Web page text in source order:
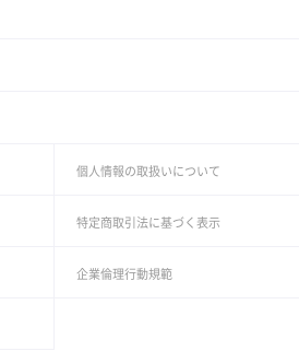
個人情報の取扱いについて
特定商取引法に基づく表示
企業倫理行動規範